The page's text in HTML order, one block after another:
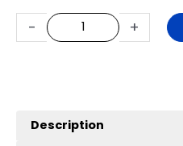
- +
Description